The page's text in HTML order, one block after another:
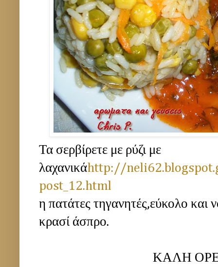
Τα σερβίρετε με ρύζι με
λαχανικάhttp://
post_12.html
η πατάτες τηγανητές,εύκολο και
κρασί άσπρο.
ΚΑΛΗ